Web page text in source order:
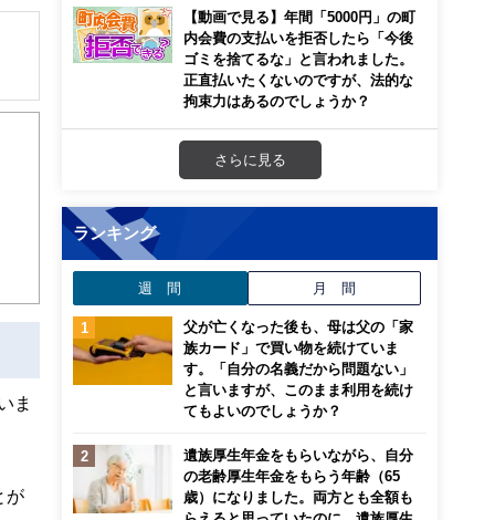
き
ま
が
【動画で見る】年間「5000円」の町
内会費の支払いを拒否したら「今後
ゴミを捨てるな」と言われました。
正直払いたくないのですが、法的な
拘束力はあるのでしょうか？
さらに見る
ランキング
週 間 月 間
父が亡くなった後も、母は父の「家
族カード」で買い物を続けていま
す。「自分の名義だから問題ない」
と言いますが、このまま利用を続け
てもよいのでしょうか？
遺族厚生年金をもらいながら、自分
の老齢厚生年金をもらう年齢（65
歳）になりました。両方とも全額も